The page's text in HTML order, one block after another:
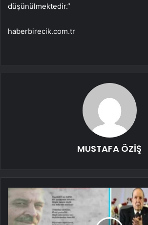
düşünülmektedir.”
haberbirecik.com.tr
MUSTAFA ÖZİŞ